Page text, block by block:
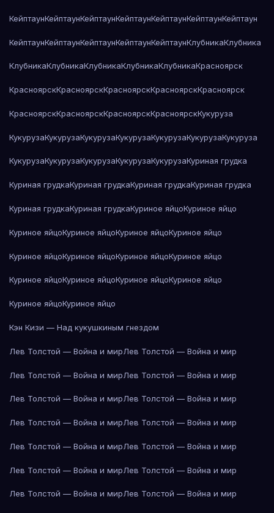
КейптаунКейптаунКейптаунКейптаунКейптаунКейптаунКейптаун
КейптаунКейптаунКейптаунКейптаунКейптаунКлубникаКлубника
КлубникаКлубникаКлубникаКлубникаКлубникаКрасноярск
КрасноярскКрасноярскКрасноярскКрасноярскКрасноярск
КрасноярскКрасноярскКрасноярскКрасноярскКукуруза
КукурузаКукурузаКукурузаКукурузаКукурузаКукурузаКукуруза
КукурузаКукурузаКукурузаКукурузаКукурузаКуриная грудка
Куриная грудкаКуриная грудкаКуриная грудкаКуриная грудка
Куриная грудкаКуриная грудкаКуриное яйцоКуриное яйцо
Куриное яйцоКуриное яйцоКуриное яйцоКуриное яйцо
Куриное яйцоКуриное яйцоКуриное яйцоКуриное яйцо
Куриное яйцоКуриное яйцоКуриное яйцоКуриное яйцо
Куриное яйцоКуриное яйцо
Кэн Кизи — Над кукушкиным гнездом
Лев Толстой — Война и мирЛев Толстой — Война и мир
Лев Толстой — Война и мирЛев Толстой — Война и мир
Лев Толстой — Война и мирЛев Толстой — Война и мир
Лев Толстой — Война и мирЛев Толстой — Война и мир
Лев Толстой — Война и мирЛев Толстой — Война и мир
Лев Толстой — Война и мирЛев Толстой — Война и мир
Лев Толстой — Война и мирЛев Толстой — Война и мир